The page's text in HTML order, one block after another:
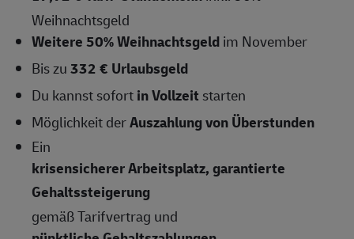
Weihnachtsgeld
Weitere 50% Weihnachtsgeldim November
Bis zu332 € Urlaubsgeld
Du kannst sofortin Vollzeit starten
Möglichkeit derAuszahlung von Überstunden
Ein
krisensicherer Arbeitsplatz, garantierte
Gehaltssteigerung
gemäß Tarifvertrag und